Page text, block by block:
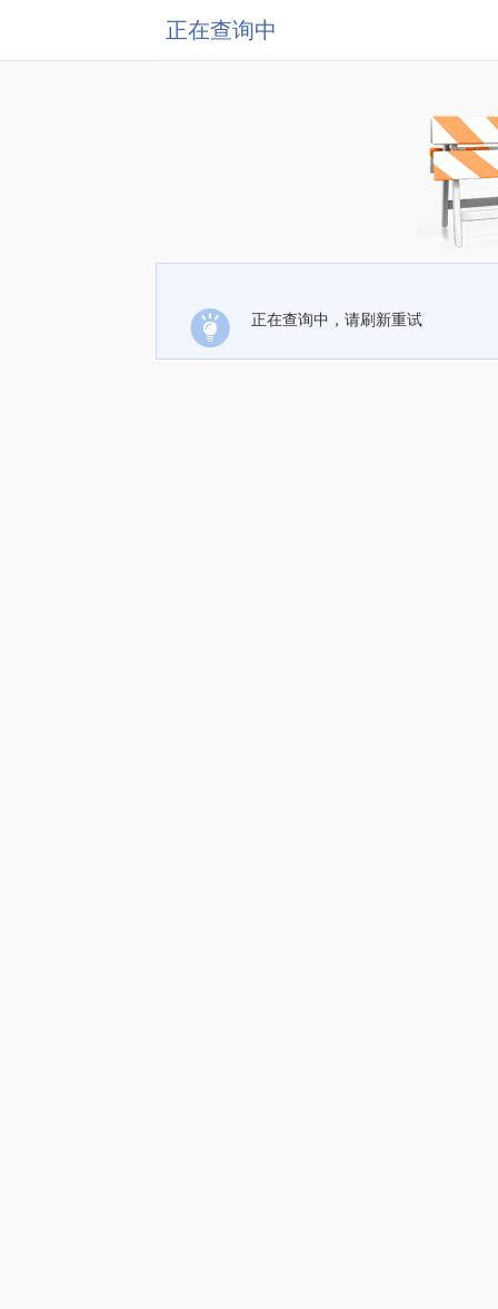
正在查询中
正在查询中，请刷新重试